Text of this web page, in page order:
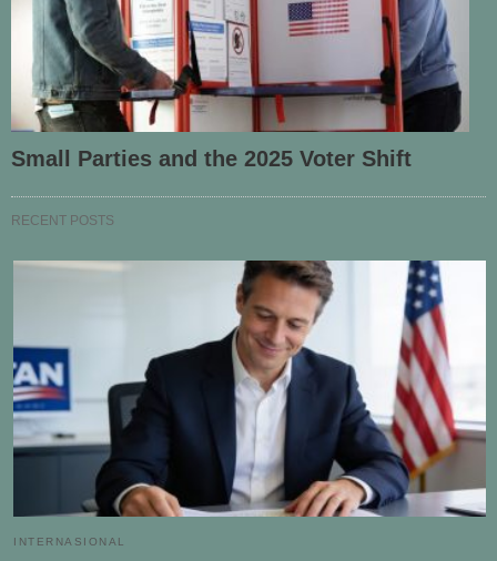
Small Parties and the 2025 Voter Shift
RECENT POSTS
INTERNASIONAL